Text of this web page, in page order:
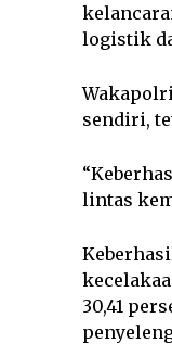
logistik
sendiri,
lintas
30,41